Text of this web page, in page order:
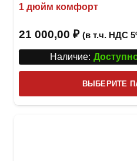
1 дюйм комфорт
21 000,00 ₽ (в т.ч. НДС
Наличие:
ВЫБЕРИТЕ